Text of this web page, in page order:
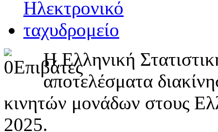
Η Ελληνική
αποτελέσματα
κινητών μονάδων στους
2025.